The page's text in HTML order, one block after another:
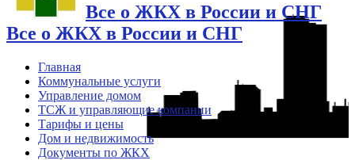
Все о ЖКХ в России и СНГ
Все о ЖКХ в России и СНГ
Главная
Коммунальные услуги
Управление домом
ТСЖ и управляющие компании
Тарифы и цены
Дом и недвижимость
Документы по ЖКХ